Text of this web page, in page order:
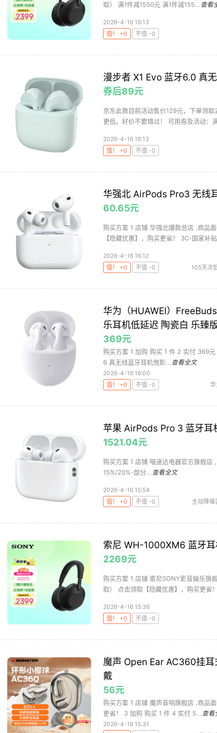
取） 满1件减1550元 满1件减155... 查看
2026-4-16 16:13
值！ +0
不值 -0
漫步者 X1 Evo 蓝牙6.0 真
券后89元
京东此款目前活动售价129元，下单领
更低。好价不要错过！ 可用券及活动：
2026-4-16 16:13
值！ +0
不值 -0
华强北 AirPods Pro3 无线
60.65元
购买方案 1 店铺 华强北爆款总店 ,商品
【隐藏优惠】，购买更省！ 3C-国家补
2026-4-16 16:12
值！ +0
不值 -0 105天次
华为（HUAWEI）
乐耳机低延迟 陶瓷白 乐臻
369元
购买方案 1 加购 购买 1 件 2 实付 369
6 真无线蓝牙耳机悦彰... 查看全文
2026-4-16 16:00
值！ +0
不值 -0
苹果 AirPods Pro 3 蓝牙耳
1521.04元
购买方案 1 店铺 喵速达电器官方旗舰
15%/20%-部分... 查看全文
2026-4-16 15:54
值！ +0
不值 -0 主动降噪
索尼 WH-1000XM6 蓝牙
2269元
购买方案 1 店铺 索尼SONY影音娱乐
取） 点击领取【隐藏优惠】，购买更省
2026-4-16 15:36
值！ +0
不值 -0
魔声 Open Ear AC360挂
戴
56元
购买方案 1 店铺 魔声音响旗舰店 ,商品
更省！ 3 加购 购买 1 件 4 实付 5... 查看
2026-4-16 15:31